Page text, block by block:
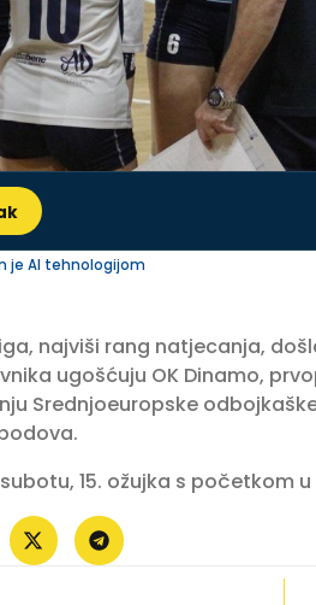
je AI tehnologijom
najviši rang natjecanja,
ugošćuju OK Dinamo,
Srednjoeuropske
15. ožujka s početkom